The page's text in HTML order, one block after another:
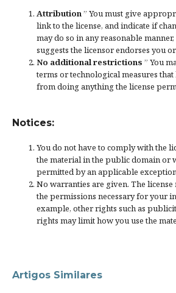
Attribution” You must give
link to the license, andindicate if
may do so in any reasonable
suggests the licensor endorses you
No additional restrictions ” You
terms ortechnological measuresthat
from doing anything the license
Notices:
You do not have to comply with the
the material in the public domain or
permitted by an applicable
No warranties are given. The
the permissions necessary for your
example, other rights such as
rights may limit how you use the
Artigos Similares